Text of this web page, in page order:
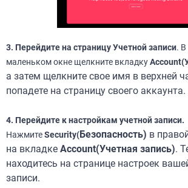
3. Перейдите на страницу Учетной записи.
маленьком окне щелкните вкладку
а затем щелкните свое имя в верхней
попадете на страницу своего аккаунта.
4. Перейдите к настройкам учетной записи.
НажмитеSecurity(Безопасность) в
на вкладке Account(Учетная запись).
находитесь на странице настроек
записи.